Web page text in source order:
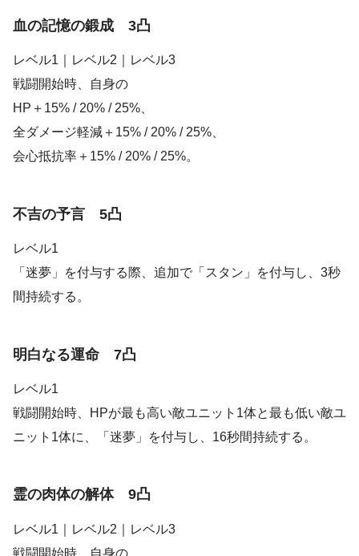
血の記憶の鍛成 3凸
レベル1｜レベル2｜レベル3
戦闘開始時、自身の
HP＋15% / 20% / 25%、
全ダメージ軽減＋15% / 20% / 25%、
会心抵抗率＋15% / 20% / 25%。
不吉の予言 5凸
レベル1
「迷夢」を付与する際、追加で「スタン」を付与し、3秒
間持続する。
明白なる運命 7凸
レベル1
戦闘開始時、HPが最も高い敵ユニット1体と最も低い敵ユ
ニット1体に、「迷夢」を付与し、16秒間持続する。
霊の肉体の解体 9凸
レベル1｜レベル2｜レベル3
戦闘開始時、自身の